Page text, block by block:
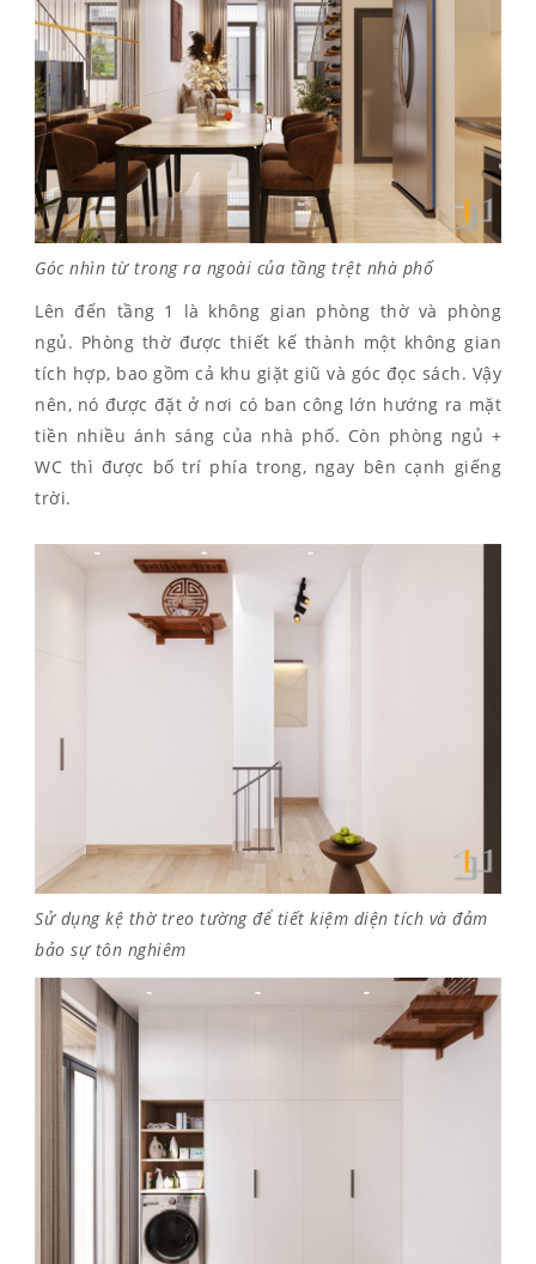
Góc nhìn từ trong ra ngoài của tầng trệt nhà phố
Lên đến tầng 1 là không gian phòng thờ và phòng
ngủ. Phòng thờ được thiết kế thành một không gian
tích hợp, bao gồm cả khu giặt giũ và góc đọc sách. Vậy
nên, nó được đặt ở nơi có ban công lớn hướng ra mặt
tiền nhiều ánh sáng của nhà phố. Còn phòng ngủ +
WC thì được bố trí phía trong, ngay bên cạnh giếng
trời.
Sử dụng kệ thờ treo tường để tiết kiệm diện tích và đảm
bảo sự tôn nghiêm